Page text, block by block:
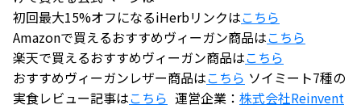
初回最大15%オフになるiHerbリンクはこちら
Amazonで買えるおすすめヴィーガン商品はこちら
楽天で買えるおすすめヴィーガン商品はこちら
おすすめヴィーガンレザー商品はこちら ソイミート7種の
実食レビュー記事はこちら 運営企業： 株式会社Reinvent